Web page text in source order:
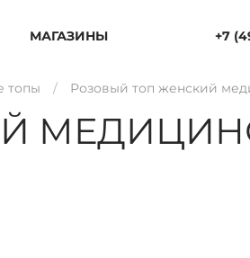
МАГАЗИНЫ +7
топы Розовый топ женский